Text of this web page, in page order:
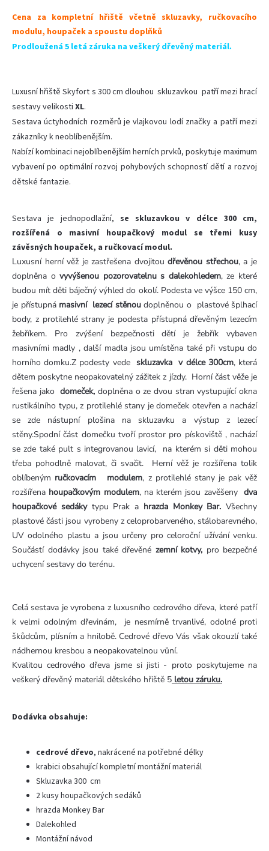
Cena za kompletní hřiště včetně skluzavky, ručkovacího
modulu, houpaček a spoustu doplňků
Prodloužená 5 letá záruka na veškerý dřevěný materiál.
Luxusní hřiště Skyfort s 300 cm dlouhou skluzavkou patří mezi hrací
sestavy velikosti XL.
Sestava úctyhodních rozměrů je vlajkovou lodí značky a patří mezi
zákazníky k neoblíbenějším.
Nabízí kombinaci nejoblíbenějším herních prvků, poskytuje maximum
vybavení po optimální rozvoj pohybových schopností dětí a rozvoj
dětské fantazie.
Sestava je jednopodlažní, se skluzavkou v délce 300 cm,
rozšířená o masivní houpačkový modul se třemi kusy
závěsných houpaček, a ručkovací modul.
Luxusní herní věž je zastřešena dvojitoudřevěnou střechou, a je
doplněna ovyvýšenou pozorovatelnu s dalekohledem, ze které
budou mít děti báječný výhled do okolí. Podesta ve výšce 150 cm,
je přístupná masivní lezecí stěnoudoplněnou o plastové šplhací
body, z protilehlé strany je podesta přístupná dřevěným lezecím
žebříkem. Pro zvýšení bezpečnosti dětí je žebřík vybaven
masivními madly , další madla jsou umístěna také při vstupu do
horního domku.Z podesty vede skluzavka v délce 300cm, která
dětem poskytne neopakovatelný zážitek z jízdy. Horní část věže je
řešena jako domeček, doplněna o ze dvou stran vystupující okna
rustikálního typu, z protilehlé stany je domeček otevřen a nachází
se zde nástupní plošina na skluzavku a výstup z lezecí
stěny.Spodní část domečku tvoří prostor pro pískoviště , nachází
se zde také pult s integrovanou lavicí, na kterém si děti mohou
třeba pohodlně malovat, či svačit. Herní věž je rozšířena tolik
oblíbeným ručkovacím modulem, z protilehlé stany je pak věž
rozšířena houpačkovým modulem, na kterém jsou zavěšeny dva
houpačkové sedákytypu Prak a hrazda Monkey Bar. Všechny
plastové části jsou vyrobeny z celoprobarveného, stálobarevného,
UV odolného plastu a jsou určeny pro celoroční užívání venku.
Součástí dodávky jsou také dřevěné zemní kotvy, pro bezpečné
uchycení sestavy do terénu.
Celá sestava je vyrobena z luxusního cedrového dřeva, které patří
k velmi odolným dřevinám, je nesmírně trvanlivé, odolné proti
škůdcům, plísním a hnilobě. Cedrové dřevo Vás však okouzlí také
nádhernou kresbou a neopakovatelnou vůní.
Kvalitou cedrového dřeva jsme si jisti - proto poskytujeme na
veškerý dřevěný materiál dětského hřiště 5 letou záruku.
Dodávka obsahuje:
cedrové dřevo, nakrácené na potřebné délky
krabici obsahující kompletní montážní materiál
Skluzavka 300 cm
2 kusy houpačkových sedáků
hrazda Monkey Bar
Dalekohled
Montážní návod